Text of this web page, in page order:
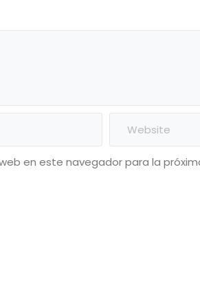
en este navegador para la